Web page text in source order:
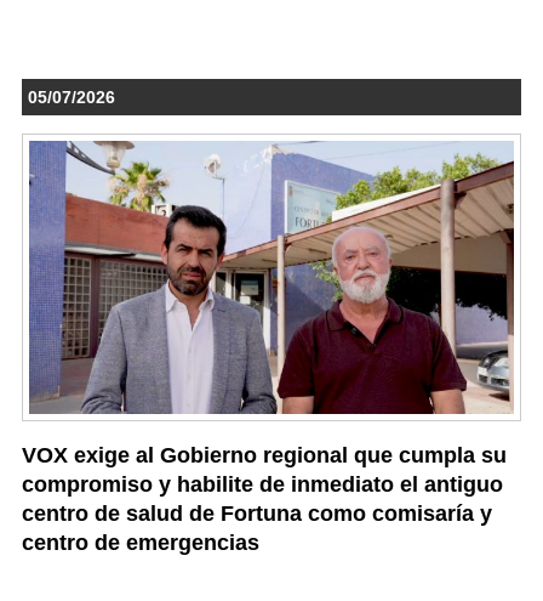
05/07/2026
VOX exige al Gobierno regional que cumpla su
compromiso y habilite de inmediato el antiguo
centro de salud de Fortuna como comisaría y
centro de emergencias